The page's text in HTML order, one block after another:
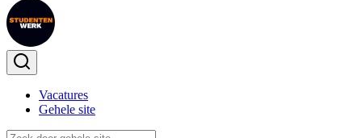
Vacatures
Gehele site